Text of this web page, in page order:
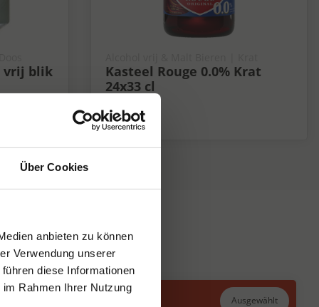
Über Cookies
anbieten zu können
Verwendung unserer
diese Informationen
Rahmen Ihrer Nutzung
vrij blik
Kasteel Rouge 0.0% Krat
24x33 cl
Ausgewählt